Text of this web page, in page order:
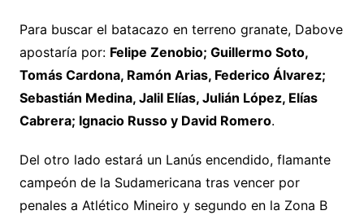
Para buscar el batacazo en terreno granate, Dabove
apostaría por: Felipe Zenobio; Guillermo Soto,
Tomás Cardona, Ramón Arias, Federico Álvarez;
Sebastián Medina, Jalil Elías, Julián López, Elías
Cabrera; Ignacio Russo y David Romero.
Del otro lado estará un Lanús encendido, flamante
campeón de la Sudamericana tras vencer por
penales a Atlético Mineiro y segundo en la Zona B